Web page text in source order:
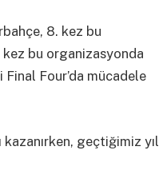
8. kez bu
kez bu organizasyonda
Four’da mücadele
geçtiğimiz yıl